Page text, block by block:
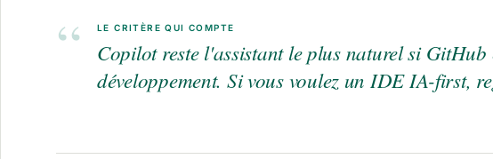
“ LE CRITÈRE QUI COMPTE
Copilot reste l'assistant le plus naturel si GitHub
développement. Si vous voulez un IDE IA-first,